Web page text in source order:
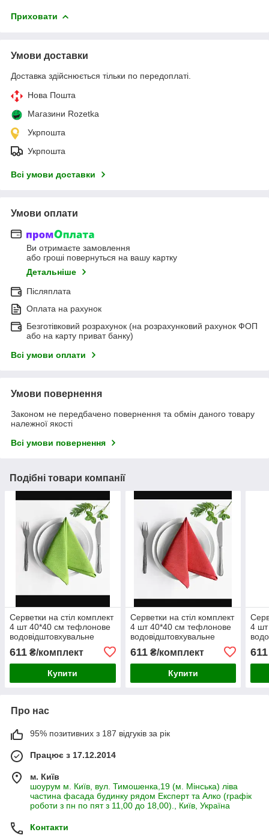
Приховати
Умови доставки
Доставка здійснюється тільки по передоплаті.
Нова Пошта
Магазини Rozetka
Укрпошта
Укрпошта
Всі умови доставки
Умови оплати
Ви отримаєте замовлення
або гроші повернуться на вашу картку
Детальніше
Післяплата
Оплата на рахунок
Безготівковий розрахунок (на розрахунковий рахунок ФОП
або на карту приват банку)
Всі умови оплати
Умови повернення
Законом не передбачено повернення та обмін даного товару
належної якості
Всі умови повернення
Подібні товари компанії
Серветки на стіл комплект
4 шт 40*40 см тефлонове
водовідштовхувальне
611 ₴/комплект
Купити
Серветки на стіл комплект
4 шт 40*40 см тефлонове
водовідштовхувальне
611₴/комплект
Купити
4
або
611
Про нас
95% позитивних з 187 відгуків за рік
Працює з 17.12.2014
м. Київ
шоурум м. Київ, вул. Тимошенка,19 (м. Мінська) ліва
частина фасада будинку рядом Експерт та Алко (графік
роботи з пн по пят з 11,00 до 18,00)., Київ, Україна
Контакти